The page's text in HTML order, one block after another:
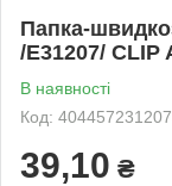
Папка-
/E31207/ СLIP
В наявності
Код:
39,10 ₴